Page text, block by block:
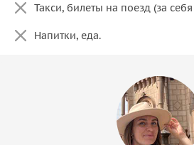
Такси, билеты на поезд (за
Напитки, еда.